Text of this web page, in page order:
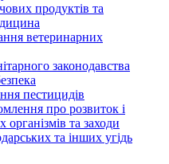
продуктів та
ветеринарних
законодавства
пестицидів
про розвиток і
та заходи
та інших угідь